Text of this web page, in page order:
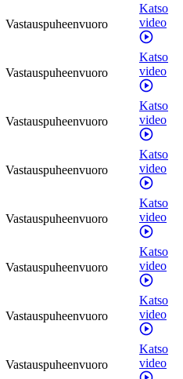
Vastauspuheenvuoro
Katso
video
Vastauspuheenvuoro
Katso
video
Vastauspuheenvuoro
Katso
video
Vastauspuheenvuoro
Katso
video
Vastauspuheenvuoro
Katso
video
Vastauspuheenvuoro
Katso
video
Vastauspuheenvuoro
Katso
video
Vastauspuheenvuoro
Katso
video